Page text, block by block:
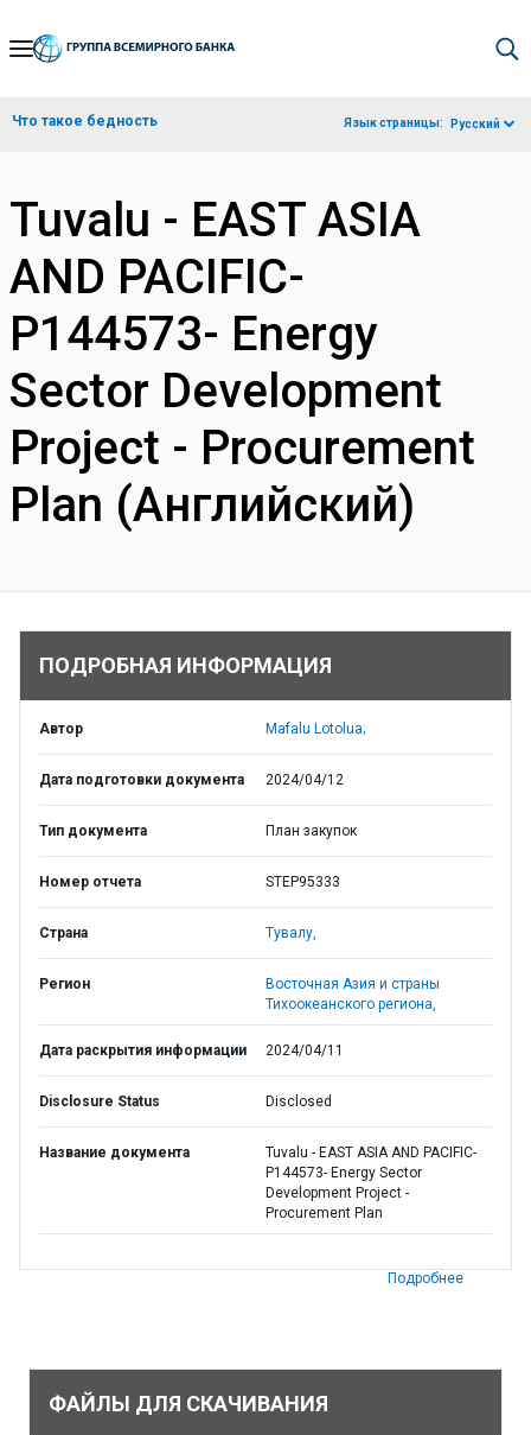
Skip
Navigation
Что такое бедность Язык страницы: Русский
Tuvalu - EAST ASIA
AND PACIFIC-
P144573- Energy
Sector Development
Project - Procurement
Plan (Английский)
ПОДРОБНАЯ ИНФОРМАЦИЯ
Автор Mafalu Lotolua;
Дата подготовки документа 2024/04/12
Тип документа План закупок
Номер отчета STEP95333
Страна Тувалу,
Регион
Восточная Азия и страны
Тихоокеанского региона,
Дата раскрытия информации 2024/04/11
Disclosure Status Disclosed
Название документа
Tuvalu - EAST ASIA AND PACIFIC-
P144573- Energy Sector
Development Project -
Procurement Plan
Подробнее
ФАЙЛЫ ДЛЯ СКАЧИВАНИЯ